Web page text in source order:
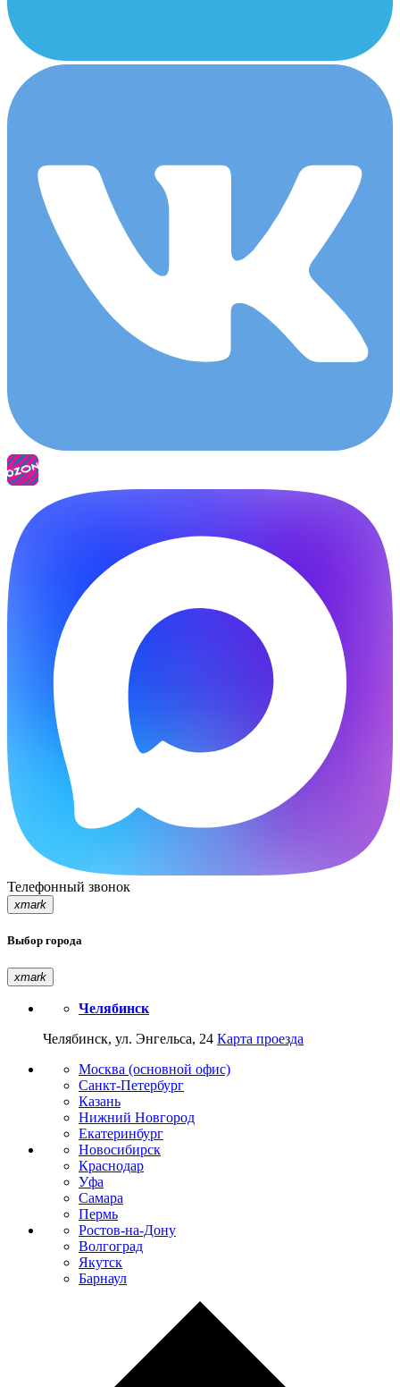
Телефонный звонок
xmark
Выбор города
xmark
Челябинск
Челябинск, ул. Энгельса, 24 Карта проезда
Москва (основной офис)
Санкт-Петербург
Казань
Нижний Новгород
Екатеринбург
Новосибирск
Краснодар
Уфа
Самара
Пермь
Ростов-на-Дону
Волгоград
Якутск
Барнаул